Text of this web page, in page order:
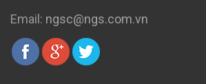
Email: ngsc@ngs.com.vn